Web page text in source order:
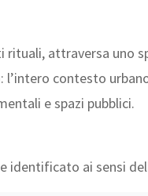
attraversa uno
contesto
e spazi pubblici.
ai sensi